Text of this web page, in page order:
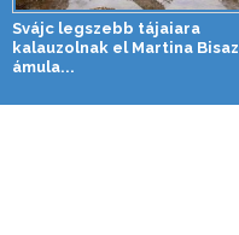
Svájc legszebb tájaiara
kalauzolnak el Martina Bisaz
ámula...